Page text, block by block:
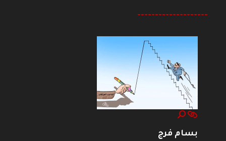
--------------------
بسام فرج